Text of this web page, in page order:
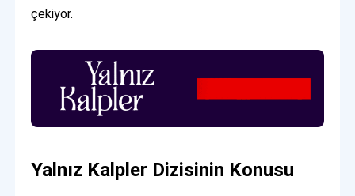
çekiyor.
Yalnız Kalpler Dizisinin Konusu